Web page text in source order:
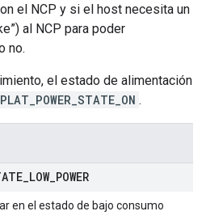
el NCP y si el host necesita un
al NCP para poder
no.
el estado de alimentación
.
LOW_ POWER
en el estado de bajo consumo